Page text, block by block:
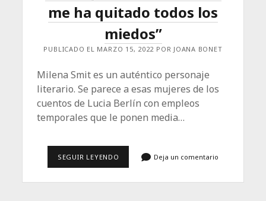
me ha quitado todos los
miedos”
PUBLICADO EL MARZO 15, 2022 POR JOANA BONET
Milena Smit es un auténtico personaje
literario. Se parece a esas mujeres de los
cuentos de Lucia Berlín con empleos
temporales que le ponen media…
SEGUIR LEYENDO
MILENA
Deja un comentario